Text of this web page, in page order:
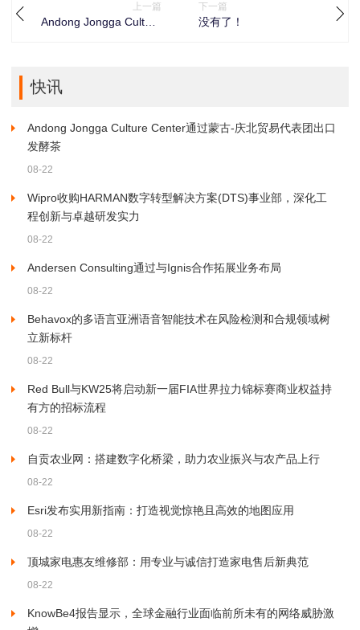
上一篇
Andong Jongga Culture
下一篇
没有了！
快讯
Andong Jongga Culture Center通过蒙古-庆北贸易代表团出口
发酵茶
08-22
Wipro收购HARMAN数字转型解决方案(DTS)事业部，深化工
程创新与卓越研发实力
08-22
Andersen Consulting通过与Ignis合作拓展业务布局
08-22
Behavox的多语言亚洲语音智能技术在风险检测和合规领域树
立新标杆
08-22
Red Bull与KW25将启动新一届FIA世界拉力锦标赛商业权益持
有方的招标流程
08-22
自贡农业网：搭建数字化桥梁，助力农业振兴与农产品上行
08-22
Esri发布实用新指南：打造视觉惊艳且高效的地图应用
08-22
顶城家电惠友维修部：用专业与诚信打造家电售后新典范
08-22
KnowBe4报告显示，全球金融行业面临前所未有的网络威胁激